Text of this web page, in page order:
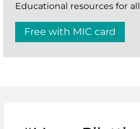
Educational resources for all
Free with MIC card